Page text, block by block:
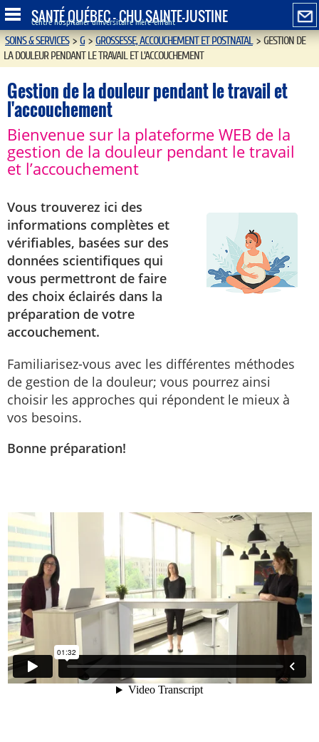
SANTÉ QUÉBEC - CHU SAINTE-JUSTINE
Centre hospitalier universitaire mère-enfant
SOINS & SERVICES>G>GROSSESSE, ACCOUCHEMENT ET POSTNATAL>GESTION DE
LA DOULEUR PENDANT LE TRAVAIL ET L'ACCOUCHEMENT
Gestion de la douleur pendant le travail et
l'accouchement
Bienvenue sur la plateforme WEB de la
gestion de la douleur pendant le travail
et l’accouchement
Vous trouverez ici des
informations complètes et
vérifiables, basées sur des
données scientifiques qui
vous permettront de faire
des choix éclairés dans la
préparation de votre
accouchement.
Familiarisez-vous avec les différentes méthodes
de gestion de la douleur; vous pourrez ainsi
choisir les approches qui répondent le mieux à
vos besoins.
Bonne préparation!